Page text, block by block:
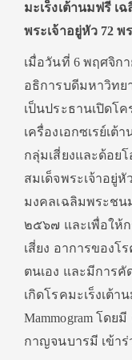
มะเร็งเต้านมฟรี เ
พระเจ้าอยู่หัว 72 พ
เมื่อวันที่ 6 พฤศจิกา
อธิการบดีมหาวิทย
เป็นประธานเปิดโ
เครื่องเอกซเรย์เต้
กลุ่มเสี่ยงและด้อย
สมเด็จพระเจ้าอยู่
มงคลเฉลิมพระช
๒๕๖๗ และเพื่อให้
เสี่ยง อาการของโ
ตนเอง และมีการคั
เกิดโรคมะเร็งเต้า
Mammogram โดยมี
กาญจนบารมี เข้า